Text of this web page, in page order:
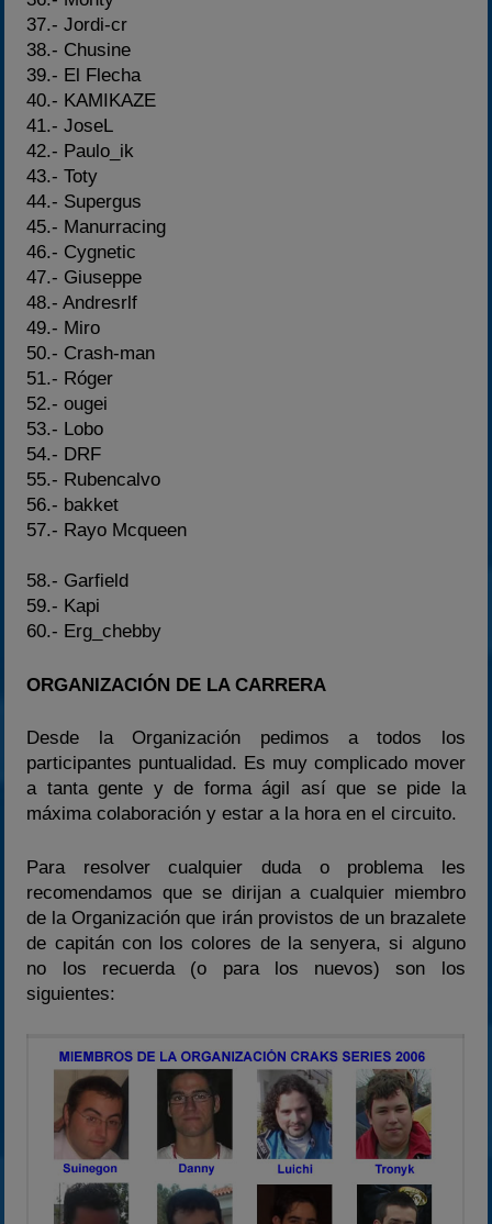
37.- Jordi-cr
38.- Chusine
39.- El Flecha
40.- KAMIKAZE
41.- JoseL
42.- Paulo_ik
43.- Toty
44.- Supergus
45.- Manurracing
46.- Cygnetic
47.- Giuseppe
48.- Andresrlf
49.- Miro
50.- Crash-man
51.- Róger
52.- ougei
53.- Lobo
54.- DRF
55.- Rubencalvo
56.- bakket
57.- Rayo Mcqueen
58.- Garfield
59.- Kapi
60.- Erg_chebby
ORGANIZACIÓN DE LA CARRERA
Desde la Organización pedimos a todos los
participantes puntualidad. Es muy complicado mover
a tanta gente y de forma ágil así que se pide la
máxima colaboración y estar a la hora en el circuito.
Para resolver cualquier duda o problema les
recomendamos que se dirijan a cualquier miembro
de la Organización que irán provistos de un brazalete
de capitán con los colores de la senyera, si alguno
no los recuerda (o para los nuevos) son los
siguientes: